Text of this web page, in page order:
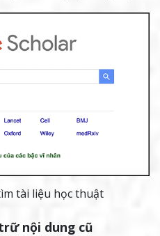
tài liệu học thuật
nội dung cũ